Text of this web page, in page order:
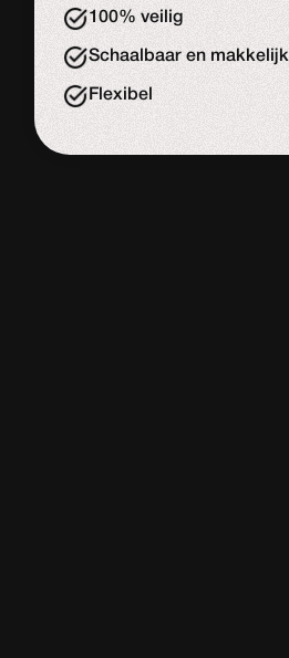
100% veilig
Schaalbaar en makkelijk
Flexibel